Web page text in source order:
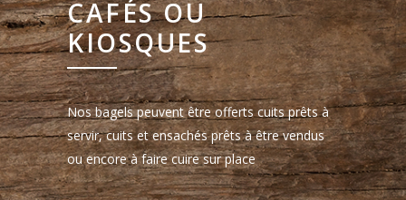
CAFÉS OU
KIOSQUES
Nos bagels peuvent être offerts cuits prêts à
servir, cuits et ensachés prêts à être vendus
ou encore à faire cuire sur place